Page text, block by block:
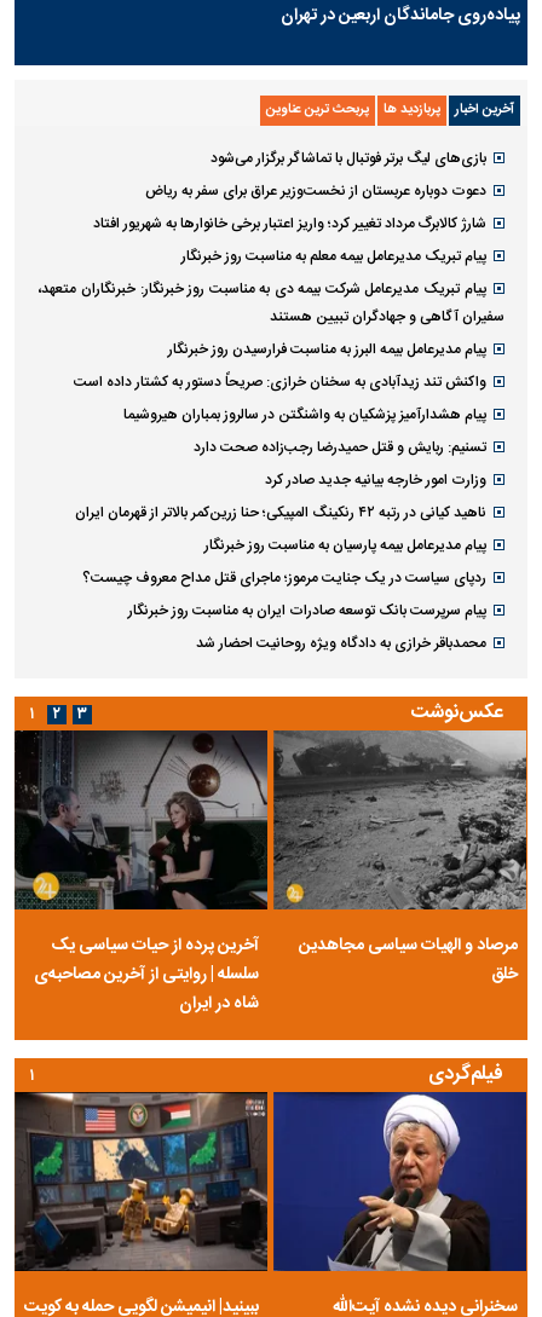
پیاده‌روی جاماندگان اربعین در تهران
آخرین اخبار پربازدید ها پربحث ترین عناوین
بازی‌های لیگ برتر فوتبال با تماشاگر برگزار می‌شود
دعوت دوباره عربستان از نخست‌وزیر عراق برای سفر به ریاض
شارژ کالابرگ مرداد تغییر کرد؛ واریز اعتبار برخی خانوار‌ها به شهریور افتاد
پیام تبریک مدیرعامل بیمه معلم به مناسبت روز خبرنگار
پیام تبریک مدیرعامل شرکت بیمه دی به مناسبت روز خبرنگار: خبرنگاران متعهد،
سفیران آگاهی و جهادگران تبیین هستند
پیام مدیرعامل بیمه البرز به مناسبت فرارسیدن روز خبرنگار
واکنش تند زیدآبادی به سخنان خرازی: صریحاً دستور به کشتار داده است
پیام هشدارآمیز پزشکیان به واشنگتن در سالروز بمباران هیروشیما
تسنیم: ربایش و قتل حمیدرضا رجب‌زاده صحت دارد
وزارت امور خارجه بیانیه جدید صادر کرد
ناهید کیانی در رتبه ۴۲ رنکینگ المپیکی؛ حنا زرین‌کمر بالاتر از قهرمان ایران
پیام مدیرعامل بیمه پارسیان به مناسبت روز خبرنگار
ردپای سیاست در یک جنایت مرموز؛ ماجرای قتل مداح معروف چیست؟
پیام سرپرست بانک توسعه صادرات ایران به مناسبت روز خبرنگار
محمدباقر خرازی به دادگاه ویژه روحانیت احضار شد
عکس‌نوشت
مرصاد و الهیات سیاسی مجاهدین
خلق
آخرین پرده از حیات سیاسی یک
سلسله | روایتی از آخرین مصاحبه‌ی
شاه در ایران
۱ ۲ ۳
فیلم‌گردی
سخنرانی دیده نشده آیت‌الله
ببینید| انیمیشن لگویی حمله به کویت
۱